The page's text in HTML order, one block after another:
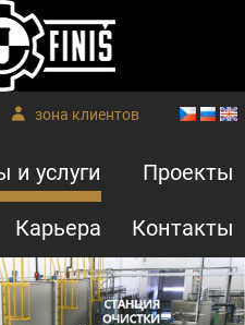
зона клиентов
и услуги Проекты
Карьера Контакты